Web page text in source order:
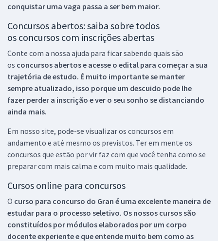
conquistar uma vaga passa a ser bem maior.
Concursos abertos: saiba sobre todos
os concursos com inscrições abertas
Conte com a nossa ajuda para ficar sabendo quais são
os concursos abertos e acesse o edital para começar a sua
trajetória de estudo. É muito importante se manter
sempre atualizado, isso porque um descuido pode lhe
fazer perder a inscrição e ver o seu sonho se distanciando
ainda mais.
Em nosso site, pode-se visualizar os concursos em
andamento e até mesmo os previstos. Ter em mente os
concursos que estão por vir faz com que você tenha como se
preparar com mais calma e com muito mais qualidade.
Cursos online para concursos
O curso para concurso do Gran é uma excelente maneira de
estudar para o processo seletivo. Os nossos cursos são
constituídos por módulos elaborados por um corpo
docente experiente e que entende muito bem como as